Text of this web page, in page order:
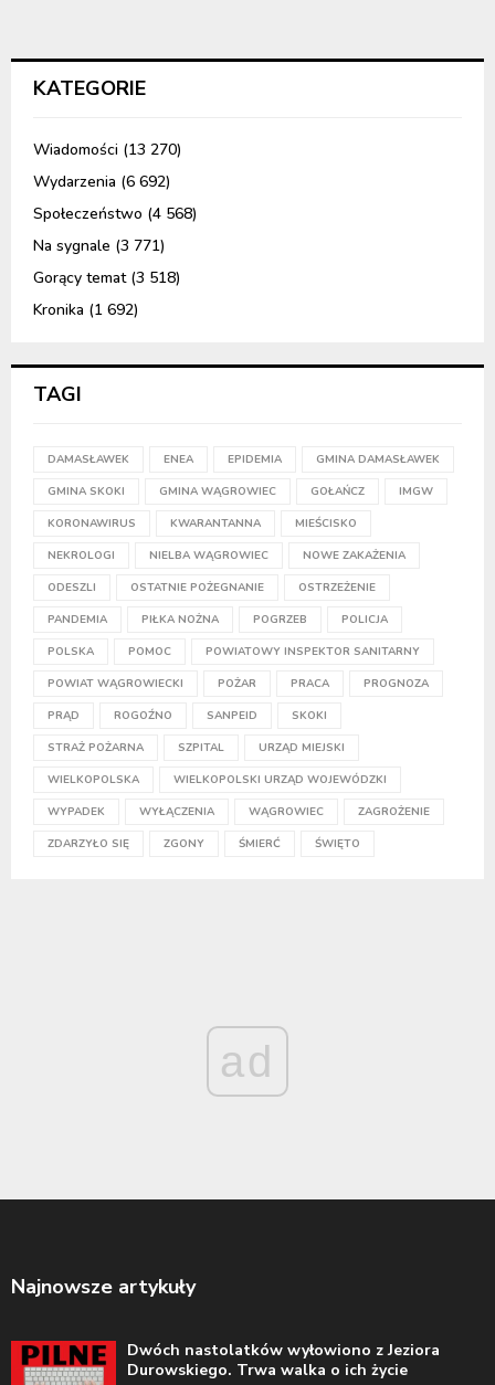
KATEGORIE
Wiadomości (13 270)
Wydarzenia (6 692)
Społeczeństwo (4 568)
Na sygnale (3 771)
Gorący temat(3 518)
Kronika (1 692)
TAGI
DAMASŁAWEK ENEA EPIDEMIA GMINA DAMASŁAWEK
GMINA SKOKI GMINA WĄGROWIEC GOŁAŃCZ IMGW
KORONAWIRUS KWARANTANNA MIEŚCISKO
NEKROLOGI NIELBA WĄGROWIEC NOWE ZAKAŻENIA
ODESZLI OSTATNIE POŻEGNANIE OSTRZEŻENIE
PANDEMIA PIŁKA NOŻNA POGRZEB POLICJA
POLSKA POMOC POWIATOWY INSPEKTOR SANITARNY
POWIAT WĄGROWIECKI POŻAR PRACA PROGNOZA
PRĄD ROGOŹNO SANPEID SKOKI
STRAŻ POŻARNA SZPITAL URZĄD MIEJSKI
WIELKOPOLSKA WIELKOPOLSKI URZĄD WOJEWÓDZKI
WYPADEK WYŁĄCZENIA WĄGROWIEC ZAGROŻENIE
ZDARZYŁO SIĘ ZGONY ŚMIERĆ ŚWIĘTO
ad
Najnowsze artykuły
Dwóch nastolatków wyłowiono z Jeziora
Durowskiego. Trwa walka o ich życie